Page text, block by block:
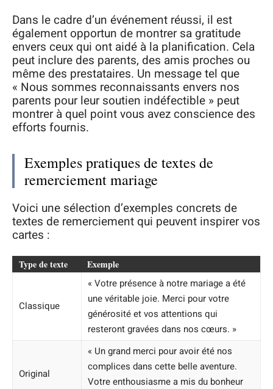
Dans le cadre d’un événement réussi, il est
également opportun de montrer sa gratitude
envers ceux qui ont aidé à la planification. Cela
peut inclure des parents, des amis proches ou
même des prestataires. Un message tel que
« Nous sommes reconnaissants envers nos
parents pour leur soutien indéfectible » peut
montrer à quel point vous avez conscience des
efforts fournis.
Exemples pratiques de textes de
remerciement mariage
Voici une sélection d’exemples concrets de
textes de remerciement qui peuvent inspirer vos
cartes :
Type de texte Exemple
Classique
« Votre présence à notre mariage a été
une véritable joie. Merci pour votre
générosité et vos attentions qui
resteront gravées dans nos cœurs. »
Original
« Un grand merci pour avoir été nos
complices dans cette belle aventure.
Votre enthousiasme a mis du bonheur